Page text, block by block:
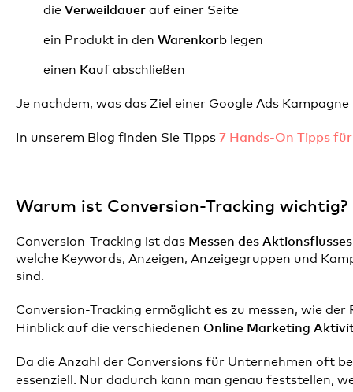
die Verweildauer auf einer Seite
ein Produkt in den Warenkorb legen
einen Kauf abschließen
Je nachdem, was das Ziel einer Google Ads
In unserem Blog finden Sie Tipps 7 Hands-On Tipps
Warum ist Conversion-Tracking wichtig?
Conversion-Tracking ist das Messen des Aktionsflusses
welche Keywords, Anzeigen, Anzeigegruppen und
sind.
Conversion-Tracking ermöglicht es zu messen, wie der
Hinblick auf die verschiedenen Online Marketing
Da die Anzahl der Conversions für Unternehmen oft
essenziell. Nur dadurch kann man genau feststellen,